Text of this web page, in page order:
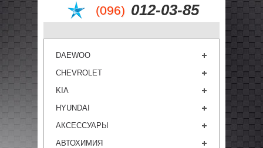
(096) 012-03-85
DAEWOO
CHEVROLET
KIA
HYUNDAI
АКСЕССУАРЫ
АВТОХИМИЯ